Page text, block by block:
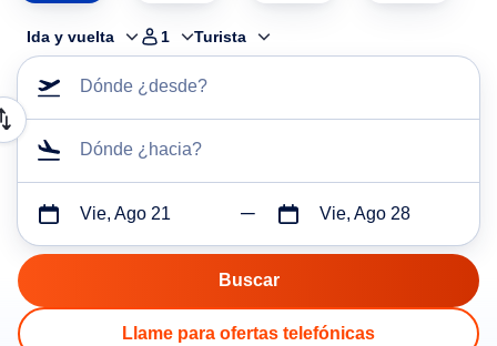
Ida y vuelta 1 Turista
Dónde ¿desde?
Dónde ¿hacia?
Vie, Ago 21 Vie, Ago 28
Llame para ofertas telefónicas